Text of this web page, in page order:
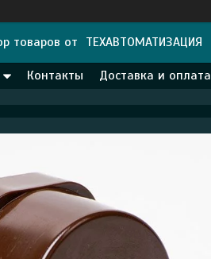
товаров от ТЕХАВТОМАТИЗАЦИЯ
Контакты Доставка и оплата